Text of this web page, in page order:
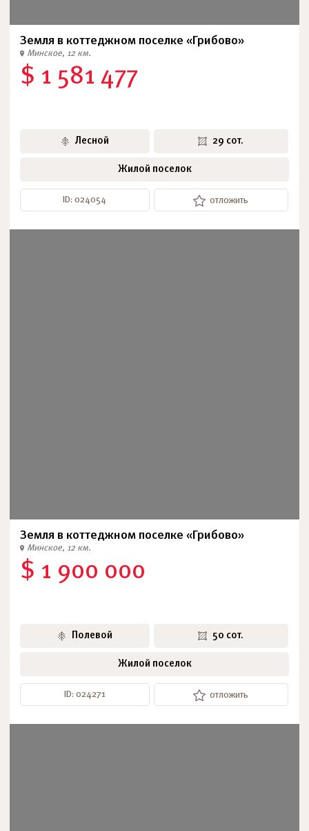
Земля в коттеджном поселке «Грибово»
Минское, 12 км.
$ 1 581 477
Лесной 29 сот.
Жилой поселок
ID: 024054 отложить
Земля в коттеджном поселке «Грибово»
Минское, 12 км.
$ 1 900 000
Полевой 50 сот.
Жилой поселок
ID: 024271 отложить